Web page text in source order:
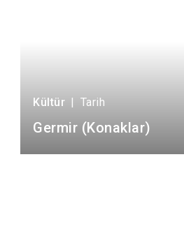
Kültür | Tarih
Germir (Konaklar)